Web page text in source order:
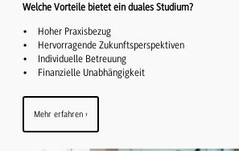
Welche Vorteile bietet ein duales Studium?
Hoher Praxisbezug
Hervorragende Zukunftsperspektiven
Individuelle Betreuung
Finanzielle Unabhängigkeit
Mehr erfahren